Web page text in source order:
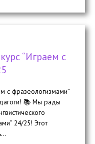
“Играем с
с фразеологизмами”
📚 Мы рады
24/25! Этот